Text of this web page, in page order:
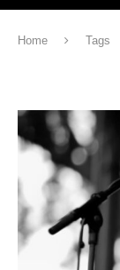
Home Tags